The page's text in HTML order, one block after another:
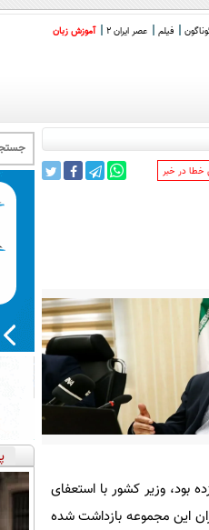
فیلم عصر ایران 2 آموزش زبان
خطا در خبر
وزیر کشور با استعفای
این مجموعه بازداشت شده